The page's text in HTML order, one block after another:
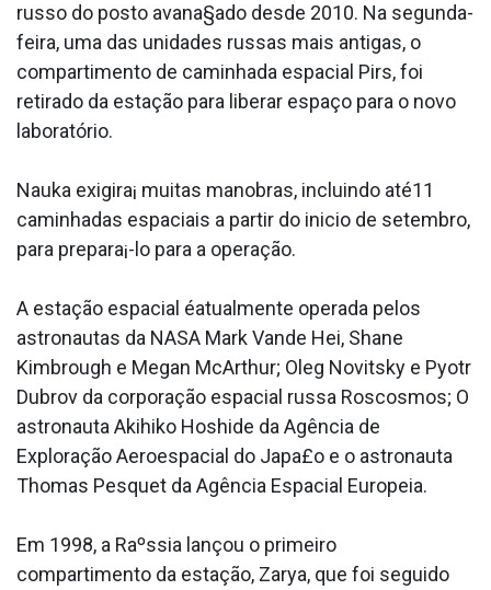
russo do posto avana§ado desde 2010. Na segunda-
feira, uma das unidades russas mais antigas, o
compartimento de caminhada espacial Pirs, foi
retirado da estação para liberar espaço para o novo
laboratório.
Nauka exigira¡ muitas manobras, incluindo até11
caminhadas espaciais a partir do ini­cio de setembro,
para prepara¡-lo para a operação.
A estação espacial éatualmente operada pelos
astronautas da NASA Mark Vande Hei, Shane
Kimbrough e Megan McArthur; Oleg Novitsky e Pyotr
Dubrov da corporação espacial russa Roscosmos; O
astronauta Akihiko Hoshide da Agência de
Exploração Aeroespacial do Japa£o e o astronauta
Thomas Pesquet da Agência Espacial Europeia.
Em 1998, a Raºssia lançou o primeiro
compartimento da estação, Zarya, que foi seguido